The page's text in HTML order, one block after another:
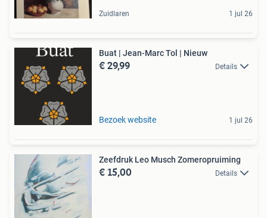
Zuidlaren 1 jul 26
Buat | Jean-Marc Tol | Nieuw
€ 29,99 Details
Bezoek website 1 jul 26
Zeefdruk Leo Musch Zomeropruiming
€ 15,00 Details